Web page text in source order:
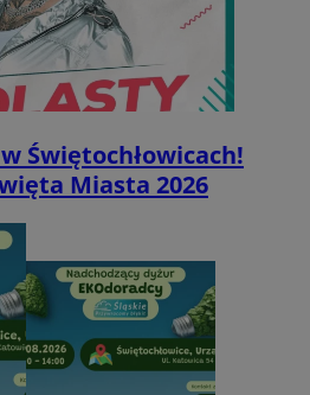
Świętochłowicach!
Miasta 2026